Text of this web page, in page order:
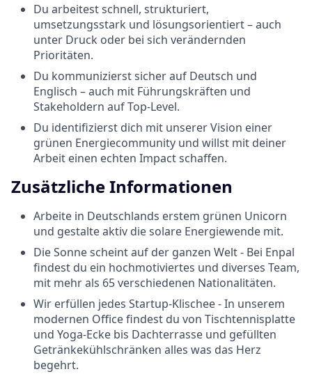
Du arbeitest schnell, strukturiert,
umsetzungsstark und lösungsorientiert – auch
unter Druck oder bei sich verändernden
Prioritäten.
Du kommunizierst sicher auf Deutsch und
Englisch – auch mit Führungskräften und
Stakeholdern auf Top-Level.
Du identifizierst dich mit unserer Vision einer
grünen Energiecommunity und willst mit deiner
Arbeit einen echten Impact schaffen.
Zusätzliche Informationen
Arbeite in Deutschlands erstem grünen Unicorn
und gestalte aktiv die solare Energiewende mit.
Die Sonne scheint auf der ganzen Welt - Bei Enpal
findest du ein hochmotiviertes und diverses Team,
mit mehr als 65 verschiedenen Nationalitäten.
Wir erfüllen jedes Startup-Klischee - In unserem
modernen Office findest du von Tischtennisplatte
und Yoga-Ecke bis Dachterrasse und gefüllten
Getränkekühlschränken alles was das Herz
begehrt.